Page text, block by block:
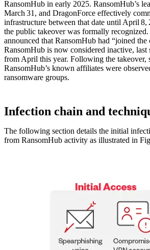
RansomHub in early 2025. RansomHub’s
March 31, and DragonForce effectively
infrastructure between that date until April 8,
the public takeover was formally
announced that RansomHub had “joined the
RansomHub is now considered inactive, last
from April this year. Following the takeover,
RansomHub’s known affiliates were
ransomware groups.
Infection chain and
The following section details the initial
from RansomHub activity as illustrated in